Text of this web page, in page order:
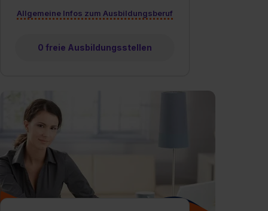
Allgemeine Infos zum Ausbildungsberuf
0 freie Ausbildungsstellen